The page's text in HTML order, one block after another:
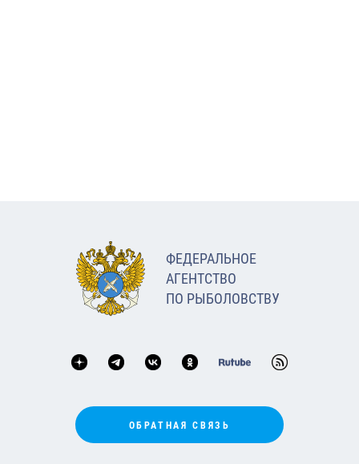
ФЕДЕРАЛЬНОЕ
АГЕНТСТВО
ПО РЫБОЛОВСТВУ
ОБРАТНАЯ СВЯЗЬ